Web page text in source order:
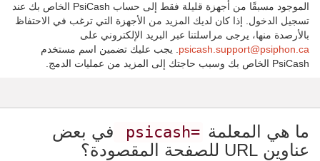
الموجود مسبقًا من أجهزة قليلة فقط إلى حساب PsiCash الخاص بك عند
تسجيل الدخول. إذا كان لديك المزيد من الأجهزة التي ترغب في الاحتفاظ
بالأرصدة منها، يرجى مراسلتنا عبر البريد الإلكتروني على
psicash.support@psiphon.ca. يجب عليك تضمين اسم مستخدم
PsiCash الخاص بك وسبب حاجتك إلى المزيد من عمليات الدمج.
ما هي المعلمة =psicash
في بعض
عناوين URL للصفحة المقصودة؟